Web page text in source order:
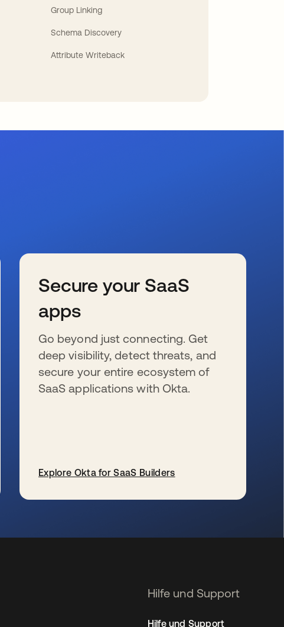
Group Linking
Schema Discovery
Attribute Writeback
Secure your SaaS
apps
Go beyond just connecting. Get
deep visibility, detect threats, and
secure your entire ecosystem of
SaaS applications with Okta.
Explore Okta for SaaS Builders
Hilfe und Support
Hilfe und Support